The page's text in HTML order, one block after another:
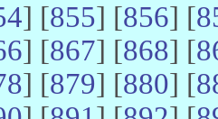
] [855] [856] [
] [867] [868] [
] [879] [880] [